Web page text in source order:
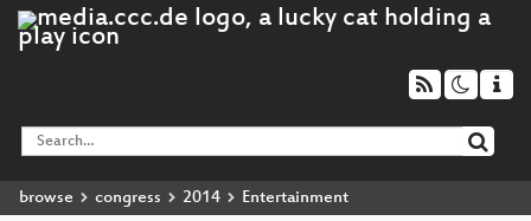
browse congress 2014 Entertainment